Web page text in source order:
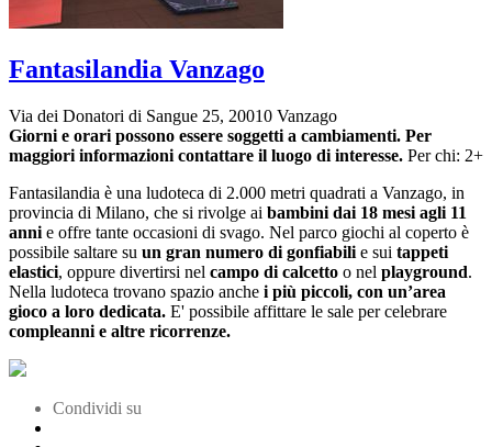
Fantasilandia Vanzago
Via dei Donatori di Sangue 25, 20010 Vanzago
Giorni e orari possono essere soggetti a cambiamenti. Per
maggiori informazioni contattare il luogo di interesse. Per chi: 2+
Fantasilandia è una ludoteca di 2.000 metri quadrati a Vanzago, in
provincia di Milano, che si rivolge ai bambini dai 18 mesi agli 11
anni e offre tante occasioni di svago. Nel parco giochi al coperto è
possibile saltare su un gran numero di gonfiabili e sui tappeti
elastici, oppure divertirsi nel campo di calcetto o nel playground.
Nella ludoteca trovano spazio anche i più piccoli, con un’area
gioco a loro dedicata. E' possibile affittare le sale per celebrare
compleanni e altre ricorrenze.
Condividi su